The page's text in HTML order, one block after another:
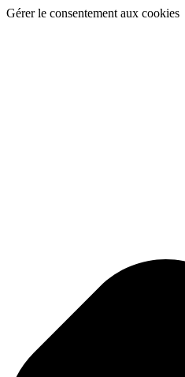
Gérer le consentement aux cookies